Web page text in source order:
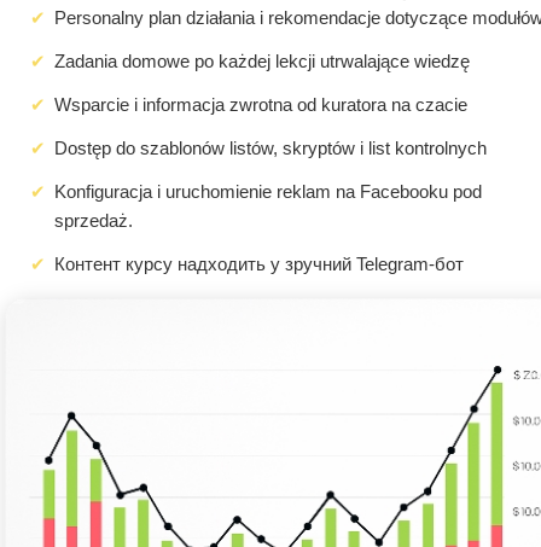
Personalny plan działania i rekomendacje dotyczące
Zadania domowe po każdej lekcji utrwalające wiedzę
Wsparcie i informacja zwrotna od kuratora na czacie
Dostęp do szablonów listów, skryptów i list kontrolnych
Konfiguracja i uruchomienie reklam na Facebooku pod
sprzedaż.
Контент курсу надходить у зручний Telegram-бот